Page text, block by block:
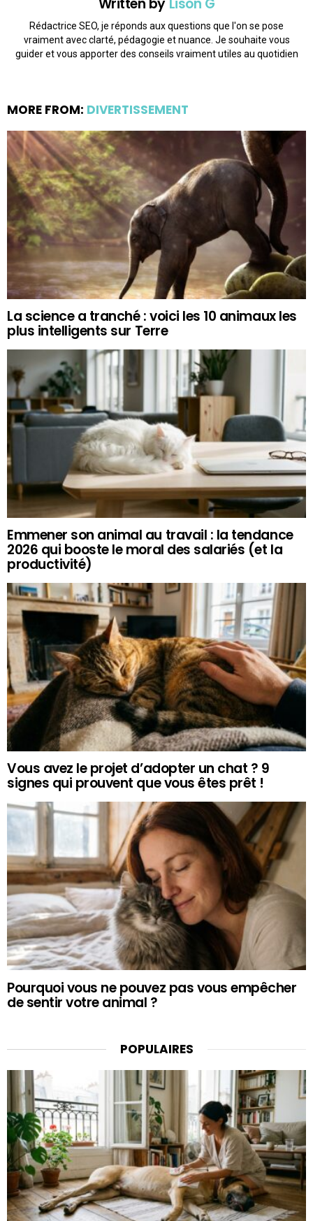
Written by Lison G
Rédactrice SEO, je réponds aux questions que l'on se pose
vraiment avec clarté, pédagogie et nuance. Je souhaite vous
guider et vous apporter des conseils vraiment utiles au quotidien
MORE FROM: DIVERTISSEMENT
La science a tranché : voici les 10 animaux les
plus intelligents sur Terre
Emmener son animal au travail : la tendance
2026 qui booste le moral des salariés (et la
productivité)
Vous avez le projet d’adopter un chat ? 9
signes qui prouvent que vous êtes prêt !
Pourquoi vous ne pouvez pas vous empêcher
de sentir votre animal ?
POPULAIRES